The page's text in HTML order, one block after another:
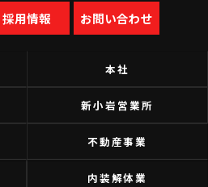
採用情報 お問い合わせ
本社
新小岩営業所
不動産事業
内装解体業